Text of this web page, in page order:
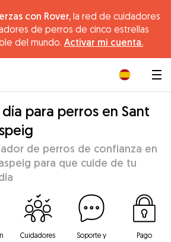
con Rover, la red de cuidadores
de perros de cinco estrellas
del mundo. Activar mi cuenta.
para perros en Sant
de perros de confianza en
para que cuide de tu
Cuidadores
Soporte y
Pago